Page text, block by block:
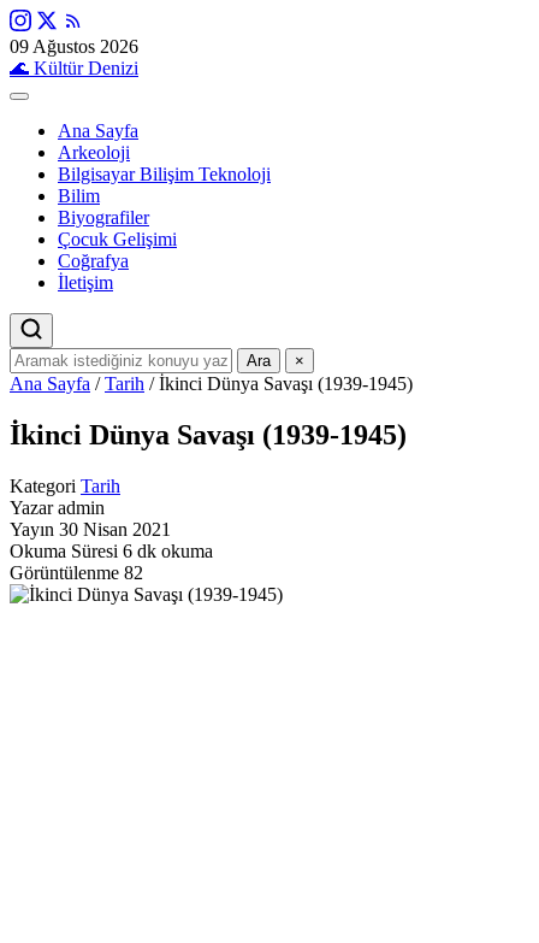
09 Ağustos 2026
🌊 Kültür Denizi
Ana Sayfa
Arkeoloji
Bilgisayar Bilişim Teknoloji
Bilim
Biyografiler
Çocuk Gelişimi
Coğrafya
İletişim
Ara ×
Ana Sayfa / Tarih / İkinci Dünya Savaşı (1939-1945)
İkinci Dünya Savaşı (1939-1945)
Kategori Tarih
Yazar admin
Yayın 30 Nisan 2021
Okuma Süresi 6 dk okuma
Görüntülenme 82